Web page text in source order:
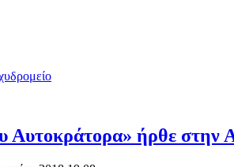
Αυτοκράτορα» ήρθε στην